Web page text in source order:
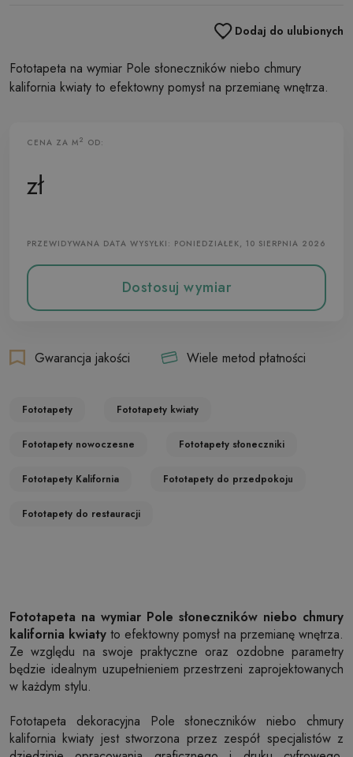
Dodaj do ulubionych
Fototapeta na wymiar Pole słoneczników niebo chmury
kalifornia kwiaty to efektowny pomysł na przemianę wnętrza.
CENA ZA M2 OD:
zł
PRZEWIDYWANA DATA WYSYŁKI: PONIEDZIAŁEK, 10 SIERPNIA 2026
Dostosuj wymiar
Gwarancja jakości Wiele metod płatności
Fototapety Fototapety kwiaty
Fototapety nowoczesne Fototapety słoneczniki
Fototapety Kalifornia Fototapety do przedpokoju
Fototapety do restauracji
Fototapeta na wymiar Pole słoneczników niebo chmury
kalifornia kwiaty to efektowny pomysł na przemianę wnętrza.
Ze względu na swoje praktyczne oraz ozdobne parametry
będzie idealnym uzupełnieniem przestrzeni zaprojektowanych
w każdym stylu.
Fototapeta dekoracyjna Pole słoneczników niebo chmury
kalifornia kwiaty jest stworzona przez zespół specjalistów z